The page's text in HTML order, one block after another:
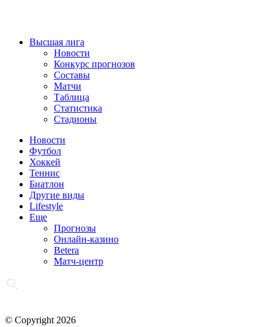
Высшая лига
Новости
Конкурс прогнозов
Составы
Матчи
Таблица
Статистика
Стадионы
Новости
Футбол
Хоккей
Теннис
Биатлон
Другие виды
Lifestyle
Еще
Прогнозы
Онлайн-казино
Betera
Матч-центр
© Copyright 2026